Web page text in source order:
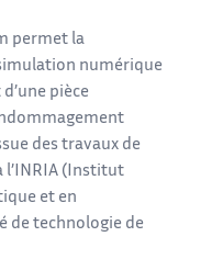
permet la
numérique
pièce
des travaux de
l’INRIA (Institut
et en
de technologie de